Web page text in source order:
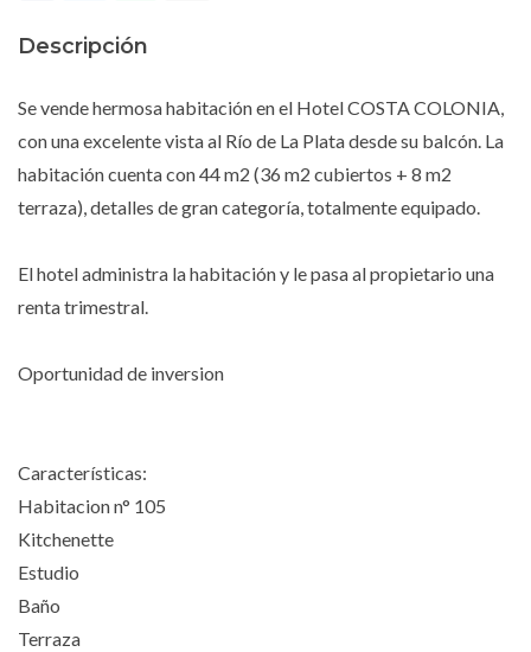
Descripción
Se vende hermosa habitación en el Hotel COSTA COLONIA,
con una excelente vista al Río de La Plata desde su balcón. La
habitación cuenta con 44 m2 (36 m2 cubiertos + 8 m2
terraza), detalles de gran categoría, totalmente equipado.
El hotel administra la habitación y le pasa al propietario una
renta trimestral.
Oportunidad de inversion
Características:
Habitacion n° 105
Kitchenette
Estudio
Baño
Terraza